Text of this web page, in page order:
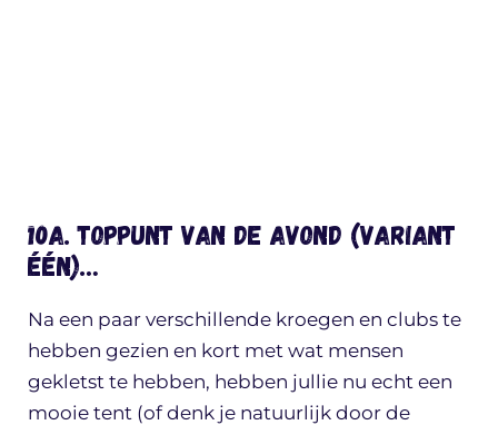
10a. Toppunt van de avond (variant
ÉÉN)…
Na een paar verschillende kroegen en clubs te
hebben gezien en kort met wat mensen
gekletst te hebben, hebben jullie nu echt een
mooie tent (of denk je natuurlijk door de